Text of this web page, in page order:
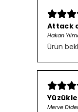
Attack
Hakan
Ürün
Merve